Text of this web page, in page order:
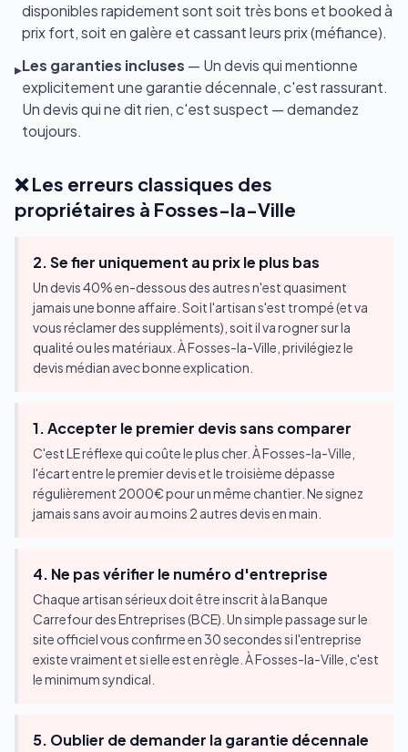
disponibles rapidement sont soit très bons et booked à
prix fort, soit en galère et cassant leurs prix (méfiance).
▸Les garanties incluses — Un devis qui mentionne
explicitement une garantie décennale, c'est rassurant.
Un devis qui ne dit rien, c'est suspect — demandez
toujours.
❌ Les erreurs classiques des
propriétaires à Fosses-la-Ville
2. Se fier uniquement au prix le plus bas
Un devis 40% en-dessous des autres n'est quasiment
jamais une bonne affaire. Soit l'artisan s'est trompé (et va
vous réclamer des suppléments), soit il va rogner sur la
qualité ou les matériaux. À Fosses-la-Ville, privilégiez le
devis médian avec bonne explication.
1. Accepter le premier devis sans comparer
C'est LE réflexe qui coûte le plus cher. À Fosses-la-Ville,
l'écart entre le premier devis et le troisième dépasse
régulièrement 2000€ pour un même chantier. Ne signez
jamais sans avoir au moins 2 autres devis en main.
4. Ne pas vérifier le numéro d'entreprise
Chaque artisan sérieux doit être inscrit à la Banque
Carrefour des Entreprises (BCE). Un simple passage sur le
site officiel vous confirme en 30 secondes si l'entreprise
existe vraiment et si elle est en règle. À Fosses-la-Ville, c'est
le minimum syndical.
5. Oublier de demander la garantie décennale